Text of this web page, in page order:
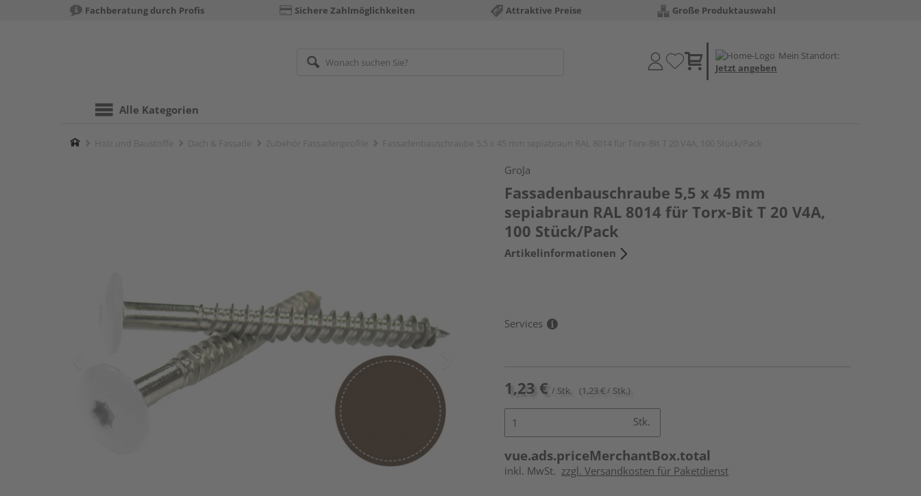
Fachberatung durch Profis Sichere Zahlmöglichkeiten Attraktive Preise Große Produktauswahl
Mein Standort:
Jetzt angeben
Alle Kategorien
Home
GroJa
Fassadenbauschraube 5,5 x 45 mm
sepiabraun RAL 8014 für Torx-Bit T 20 V4A,
100 Stück/Pack
Artikelinformationen
Services
1,23 € / Stk. (1,23 € / Stk.)
Stk.
vue.ads.priceMerchantBox.total
inkl. MwSt. zzgl. Versandkosten für Paketdienst